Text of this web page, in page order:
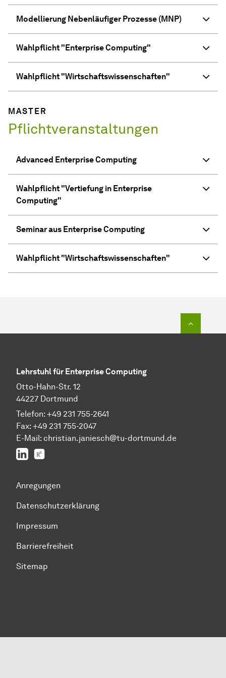
Modellierung Nebenläufiger Prozesse (MNP)
Wahlpflicht "Enterprise Computing"
Wahlpflicht "Wirtschaftswissenschaften"
MASTER
Pflichtveranstaltungen
Advanced Enterprise Computing
Wahlpflicht "Vertiefung in Enterprise
Computing"
Seminar aus Enterprise Computing
Wahlpflicht "Wirtschaftswissenschaften"
Lehrstuhl für Enterprise Computing
Otto-Hahn-Str. 12
44227 Dortmund
Telefon: +49 231 755-2641
Fax: +49 231 755-2047
E-Mail: christian.janiesch@tu-dortmund.de
LinkedIn
Anregungen
Datenschutzerklärung
Impressum
Barrierefreiheit
Sitemap